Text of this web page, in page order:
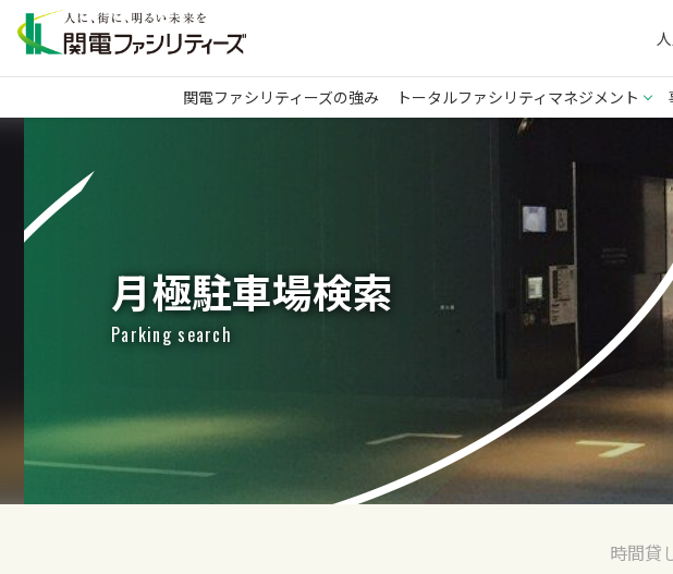
関電ファシリティーズの強み トータルファシリティマネジメント
月極駐車場検索
Parking search
時間貸